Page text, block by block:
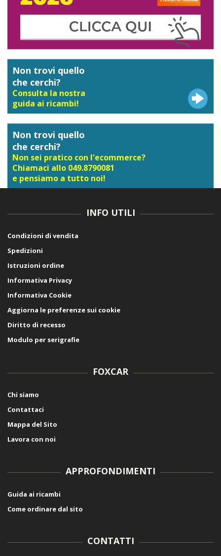
Non trovi quello
che cerchi?
Consulta la nostra
guida ai ricambi!
Non trovi quello
che cerchi?
Non sei pratico con l'ecommerce?
Chiamaci allo 049.8790081
e pensiamo a tutto noi!
INFO UTILI
Condizioni di vendita
Spedizioni
Istruzioni ordine
Informativa Privacy
Informativa Cookie
Aggiorna le preferenze sui cookie
Diritto di recesso
Modulo per serigrafie
FOXCAR
Chi siamo
Contattaci
Mappa del Sito
Lavora con noi
APPROFONDIMENTI
Guida ai ricambi
Come ordinare dal sito
CONTATTI